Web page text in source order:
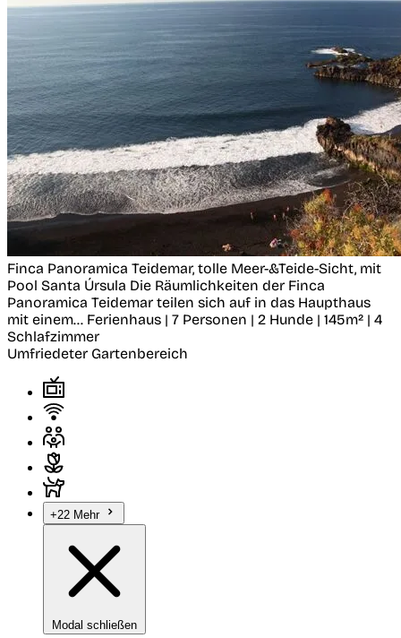
Finca Panoramica Teidemar, tolle Meer-&Teide-Sicht, mit
Pool Santa Úrsula Die Räumlichkeiten der Finca
Panoramica Teidemar teilen sich auf in das Haupthaus
mit einem... Ferienhaus | 7 Personen | 2 Hunde | 145m² | 4
Schlafzimmer
Umfriedeter Gartenbereich
+22 Mehr
Modal schließen